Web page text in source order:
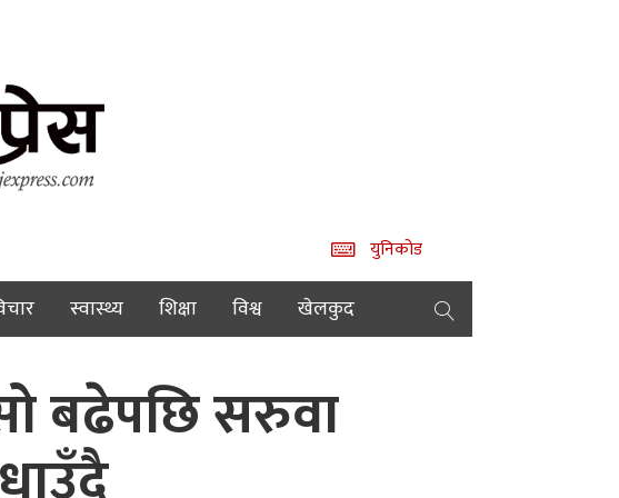
युनिकोड
स्वास्थ्य शिक्षा विश्व खेलकुद
बढेपछि सरुवा